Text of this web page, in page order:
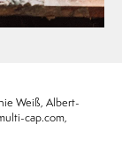
Weiß, Albert-
cap.com,